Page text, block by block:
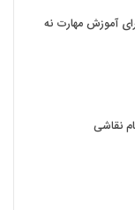
آموزش مهارت نه
نقاشی